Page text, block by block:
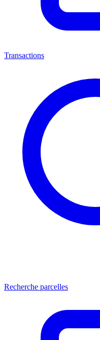
Transactions
Recherche parcelles